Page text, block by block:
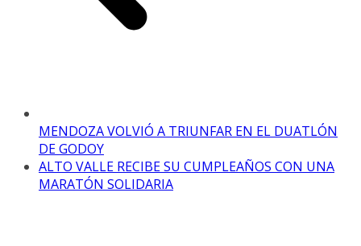
MENDOZA VOLVIÓ A TRIUNFAR EN EL DUATLÓN
DE GODOY
ALTO VALLE RECIBE SU CUMPLEAÑOS CON UNA
MARATÓN SOLIDARIA